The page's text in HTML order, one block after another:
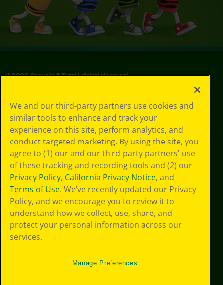
©2026Crayola® Tutti i diritti riservati.
in materia di
privacy
Informativa sulla
privacy
Termini SMS
GDPR
Informativa sulla
privacy di CA
Technologies
Preferenze cookie
Condizioni d'uso
Accessibilità web
Mappa del sito
We and our third-party partners use cookies and
similar tools to enhance and track your
experience on this site, perform analytics, and
conduct targeted marketing. By using the site, you
agree to (1) our and our third-party partners' use
of these tracking and recording tools and (2) our
Privacy Policy, California Privacy Notice, and
Terms of Use. We’ve recently updated our Privacy
Policy, and we encourage you to review it to
understand how we collect, use, share, and
protect your personal information across our
services.
Manage Preferences